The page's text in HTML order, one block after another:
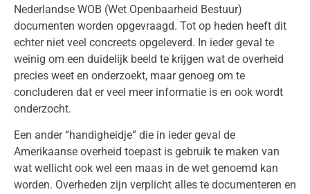
Nederlandse WOB (Wet Openbaarheid Bestuur)
documenten worden opgevraagd. Tot op heden heeft dit
echter niet veel concreets opgeleverd. In ieder geval te
weinig om een duidelijk beeld te krijgen wat de overheid
precies weet en onderzoekt, maar genoeg om te
concluderen dat er veel meer informatie is en ook wordt
onderzocht.
Een ander “handigheidje” die in ieder geval de
Amerikaanse overheid toepast is gebruik te maken van
wat wellicht ook wel een maas in de wet genoemd kan
worden. Overheden zijn verplicht alles te documenteren en